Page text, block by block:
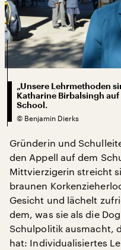
„Unsere Lehrmethoden
Katharine Birbalsingh
School.
© Benjamin Dierks
Gründerin und
den Appell auf dem
Mittvierzigerin streicht
braunen
Gesicht und lächelt
dem, was sie als die
Schulpolitik ausmacht,
hat: Individualisiertes